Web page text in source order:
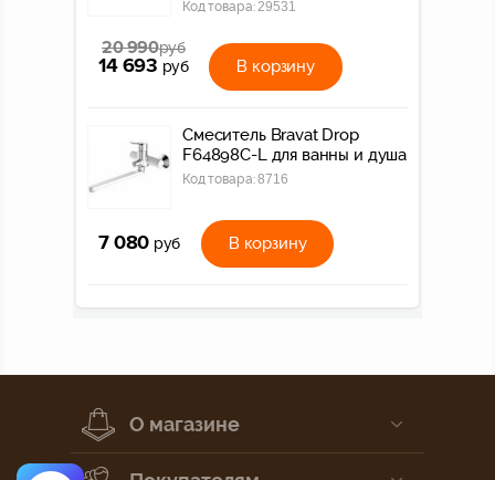
Код товара:29531
20 990руб
14 693 руб В корзину
Смеситель Bravat Drop
F64898C-L для ванны и душа
Код товара:8716
7 080 руб В корзину
О магазине